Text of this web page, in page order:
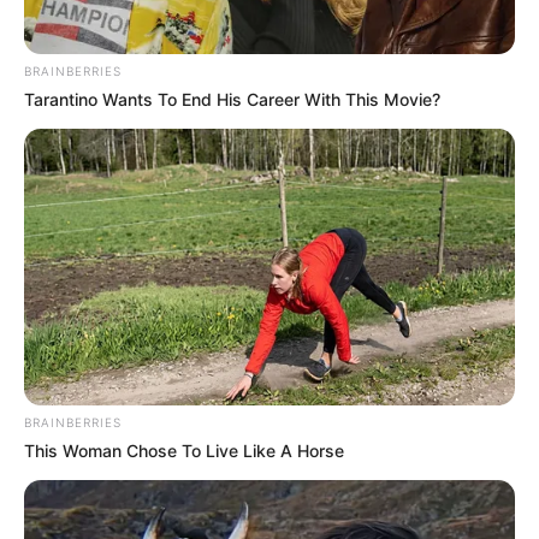
Τελευταία νέα
απόφαση για επιπλέον υπερωρίες,
νυχτερινά και εξαιρέσιμα
Γιώργος Μασούρας: Το συγκινητικό
<<αντίο>> στον Ολυμπιακό – ” Δεν
φορούσα απλώς μια φανέλα, φορούσα
ένα όνειρο ”
Στέλιος Ράμφος: Έφυγε από τη ζωή σε
ηλικία 87 ετών – Η ζωή και η διαδρομή
φιλόσοφου
Πώς θα κινηθούν τα ΜΜΜ τον
Αύγουστο – Οι συχνότητες σε Μετρό,
BRAINBERRIES
Tarantino Wants To End His Career With This Movie?
BRAINBERRIES
This Woman Chose To Live Like A Horse